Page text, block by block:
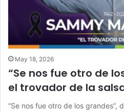
May 18, 2026
“Se nos fue otro de
el trovador de la
“Se nos fue otro de los grandes”,